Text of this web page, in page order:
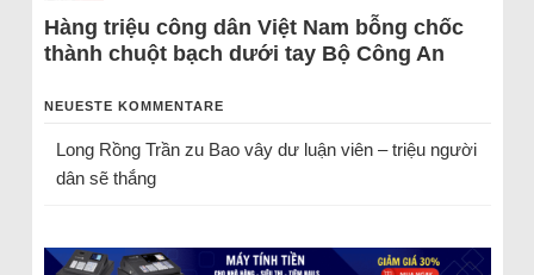
Hàng triệu công dân Việt Nam bỗng chốc
thành chuột bạch dưới tay Bộ Công An
NEUESTE KOMMENTARE
Long Rồng Trầnzu Bao vây dư luận viên – triệu người
dân sẽ thắng